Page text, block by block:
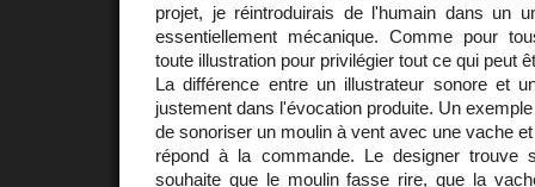
projet, je réintroduirais de l'humain dans un
essentiellement mécanique. Comme pour
toute illustration pour privilégier tout ce qui peut
La différence entre un illustrateur sonore et
justement dans l'évocation produite. Un
de sonoriser un moulin à vent avec une vache
répond à la commande. Le designer trouve
souhaite que le moulin fasse rire, que la